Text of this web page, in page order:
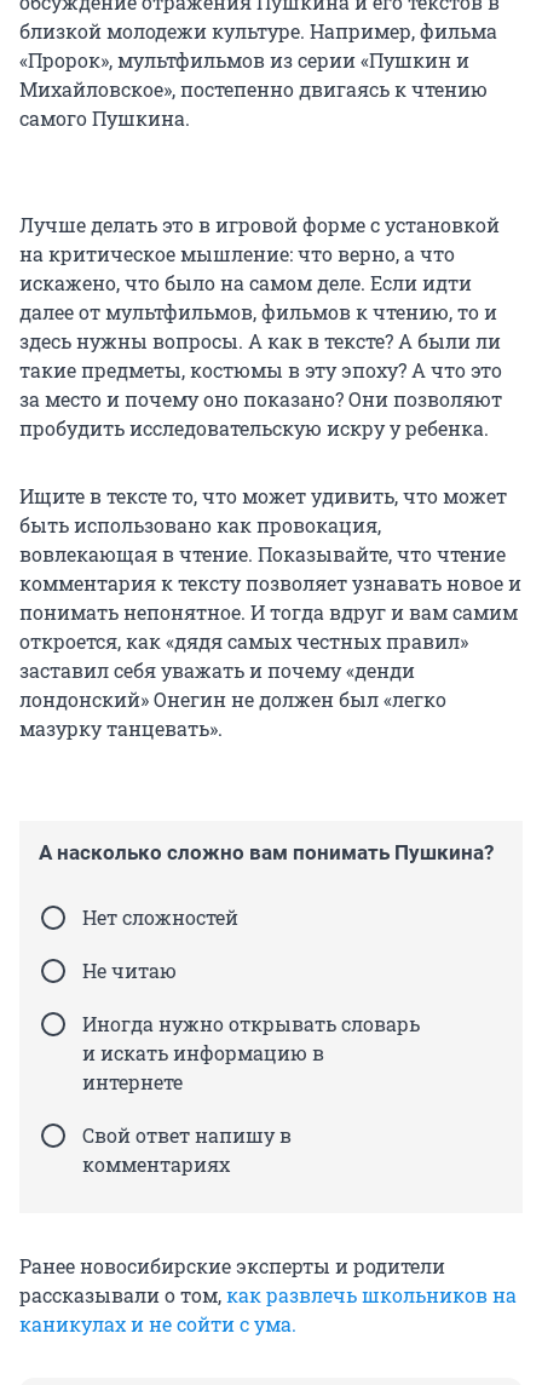
близкой молодежи культуре. Например, фильма
«Пророк», мультфильмов из серии «Пушкин и
Михайловское», постепенно двигаясь к чтению
самого Пушкина.
Лучше делать это в игровой форме с установкой
на критическое мышление: что верно, а что
искажено, что было на самом деле. Если идти
далее от мультфильмов, фильмов к чтению, то и
здесь нужны вопросы. А как в тексте? А были ли
такие предметы, костюмы в эту эпоху? А что это
за место и почему оно показано? Они позволяют
пробудить исследовательскую искру у ребенка.
Ищите в тексте то, что может удивить, что может
быть использовано как провокация,
вовлекающая в чтение. Показывайте, что чтение
комментария к тексту позволяет узнавать новое и
понимать непонятное. И тогда вдруг и вам самим
откроется, как «дядя самых честных правил»
заставил себя уважать и почему «денди
лондонский» Онегин не должен был «легко
мазурку танцевать».
А насколько сложно вам понимать Пушкина?
Нет сложностей
Не читаю
Иногда нужно открывать словарь
и искать информацию в
интернете
Свой ответ напишу в
комментариях
Ранее новосибирские эксперты и родители
рассказывали о том,как развлечь школьников на
каникулах и не сойти с ума.